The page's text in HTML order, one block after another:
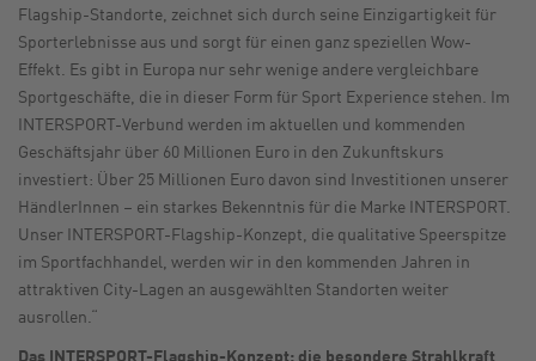
Flagship-Standorte, zeichnet sich durch seine Einzigartigkeit für
Sporterlebnisse aus und sorgt für einen ganz speziellen Wow-
Effekt. Es gibt in Europa nur sehr wenige andere vergleichbare
Sportgeschäfte, die in dieser Form für Sport Experience stehen. Im
INTERSPORT-Verbund werden im aktuellen und kommenden
Geschäftsjahr über 60 Millionen Euro in den Zukunftskurs
investiert: Über 25 Millionen Euro davon sind Investitionen unserer
HändlerInnen – ein starkes Bekenntnis für die Marke INTERSPORT.
Unser INTERSPORT-Flagship-Konzept, die qualitative Speerspitze
im Sportfachhandel, werden wir in den kommenden Jahren in
attraktiven City-Lagen an ausgewählten Standorten weiter
ausrollen.“
Das INTERSPORT-Flagship-Konzept: die besondere Strahlkraft